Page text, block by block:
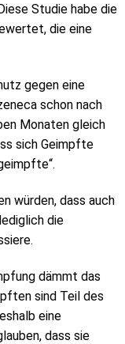
Studie habe die
die eine
gegen eine
schon nach
Monaten gleich
sich Geimpfte
würden, dass auch
die
dämmt das
sind Teil des
eine
dass sie